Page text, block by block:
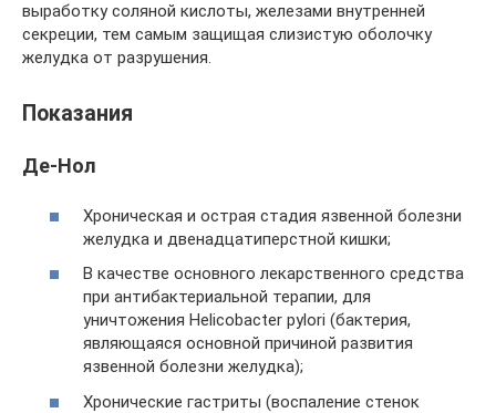
выработку соляной кислоты, железами внутренней
секреции, тем самым защищая слизистую оболочку
желудка от разрушения.
Показания
Де-Нол
Хроническая и острая стадия язвенной болезни
желудка и двенадцатиперстной кишки;
В качестве основного лекарственного средства
при антибактериальной терапии, для
уничтожения Helicobacter pylori (бактерия,
являющаяся основной причиной развития
язвенной болезни желудка);
Хронические гастриты (воспаление стенок